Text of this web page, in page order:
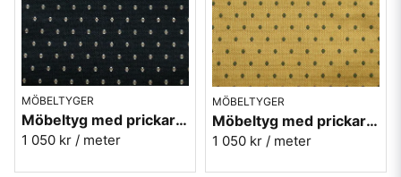
MÖBELTYGER
Möbeltyg med prickar - Plus nr.99 svart
1 050 kr / meter
MÖBELTYGER
Möbeltyg med prickar - Plus nr.12 gul
1 050 kr / meter